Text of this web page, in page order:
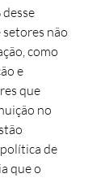
não
como
e
que
no
de
que o